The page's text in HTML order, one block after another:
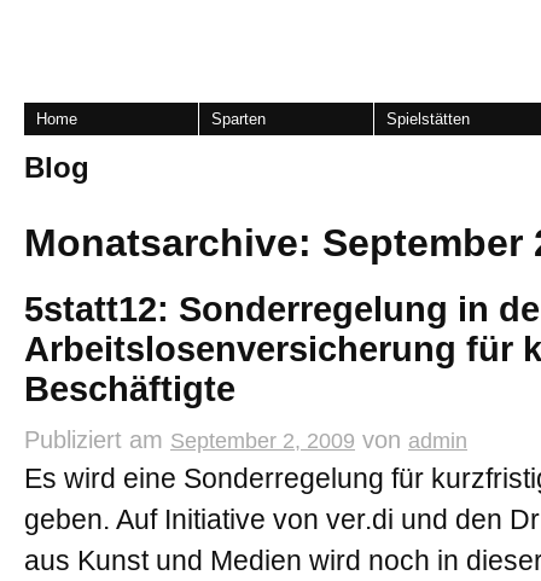
Home Sparten Spielstätten
Blog
Monatsarchive: September
5statt12: Sonderregelung in
Arbeitslosenversicherung für
Beschäftigte
Publiziert am September 2, 2009 von admin
Es wird eine Sonderregelung für
geben. Auf Initiative von ver.di und den
aus Kunst und Medien wird noch in